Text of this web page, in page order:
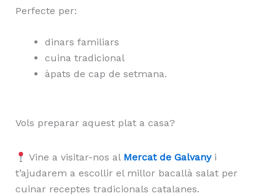
Perfecte per:
dinars familiars
cuina tradicional
àpats de cap de setmana.
Vols preparar aquest plat a casa?
Vine a visitar-nos al Mercat de Galvanyi
t’ajudarem a escollir el millor bacallà salat per
cuinar receptes tradicionals catalanes.